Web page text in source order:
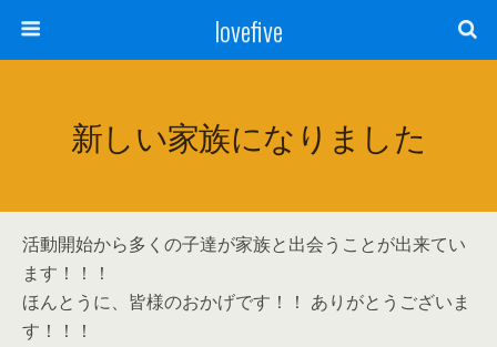
lovefive
新しい家族になりました
活動開始から多くの子達が家族と出会うことが出来てい
ます！！！
ほんとうに、皆様のおかげです！！ ありがとうございま
す！！！